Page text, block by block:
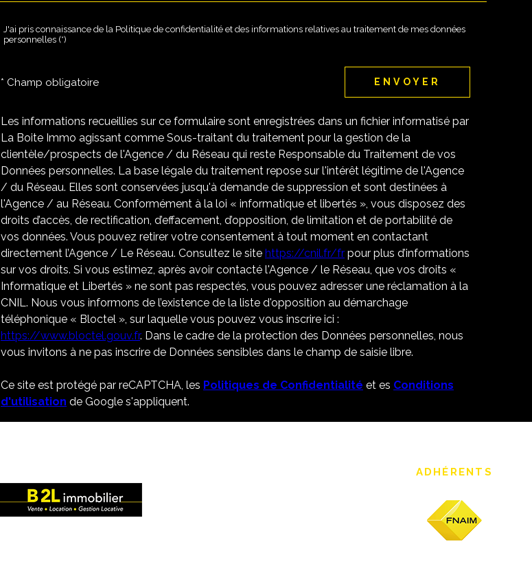
RÈGLEMENTATION
J'ai pris connaissance de la Politique de confidentialité et des informations relatives au traitement de mes données
personnelles (*)
* Champ obligatoire ENVOYER
Les informations recueillies sur ce formulaire sont enregistrées dans un fichier informatisé par
La Boite Immo agissant comme Sous-traitant du traitement pour la gestion de la
clientèle/prospects de l'Agence / du Réseau qui reste Responsable du Traitement de vos
Données personnelles. La base légale du traitement repose sur l'intérêt légitime de l'Agence
/ du Réseau. Elles sont conservées jusqu'à demande de suppression et sont destinées à
l'Agence / au Réseau. Conformément à la loi « informatique et libertés », vous disposez des
droits d’accès, de rectification, d’effacement, d’opposition, de limitation et de portabilité de
vos données. Vous pouvez retirer votre consentement à tout moment en contactant
directement l’Agence / Le Réseau. Consultez le site https://cnil.fr/fr pour plus d’informations
sur vos droits. Si vous estimez, après avoir contacté l'Agence / le Réseau, que vos droits «
Informatique et Libertés » ne sont pas respectés, vous pouvez adresser une réclamation à la
CNIL. Nous vous informons de l’existence de la liste d'opposition au démarchage
téléphonique « Bloctel », sur laquelle vous pouvez vous inscrire ici :
https://www.bloctel.gouv.fr. Dans le cadre de la protection des Données personnelles, nous
vous invitons à ne pas inscrire de Données sensibles dans le champ de saisie libre.
Ce site est protégé par reCAPTCHA, les Politiques de Confidentialité et es Conditions
d'utilisation de Google s'appliquent.
ADHÉRENTS